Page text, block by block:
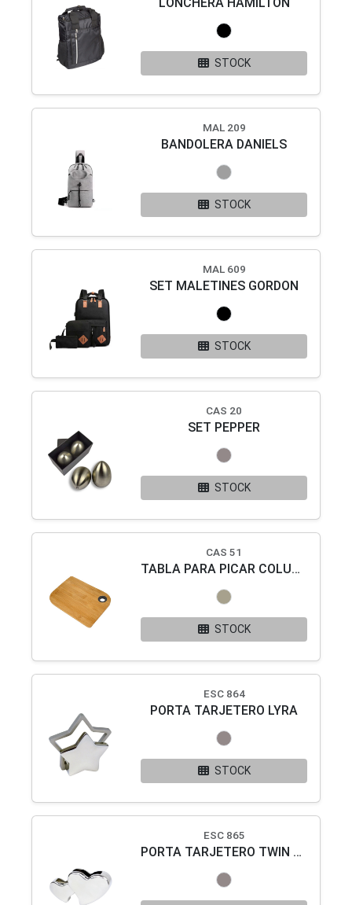
STOCK
MAL 209
BANDOLERA DANIELS
STOCK
MAL 609
SET MALETINES GORDON
STOCK
CAS 20
SET PEPPER
STOCK
CAS 51
TABLA PARA PICAR COLUMBA
STOCK
ESC 864
PORTA TARJETERO LYRA
STOCK
ESC 865
PORTA TARJETERO TWIN HEART